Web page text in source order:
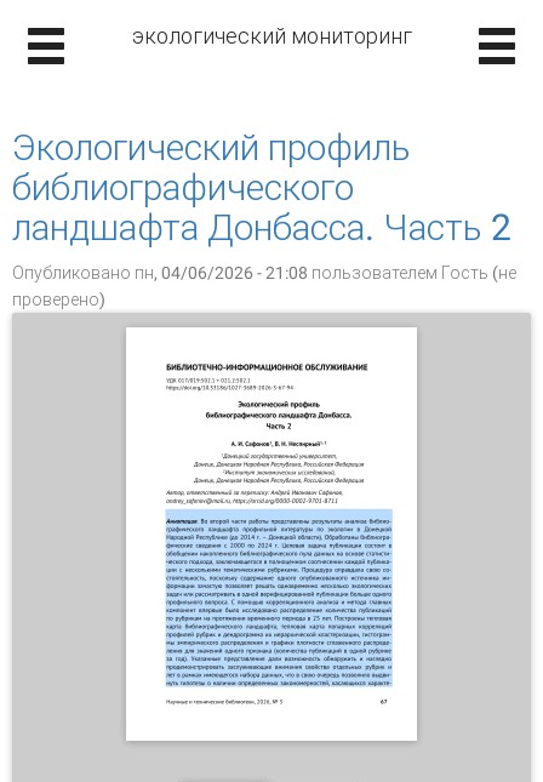
экологический мониторинг
Экологический профиль
библиографического
ландшафта Донбасса. Часть 2
Опубликовано пн, 04/06/2026 - 21:08 пользователем Гость (не
проверено)